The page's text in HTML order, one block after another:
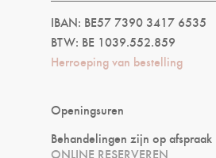
IBAN: BE57 7390 3417 6535
BTW: BE 1039.552.859
Herroeping van bestelling
Openingsuren
Behandelingen zijn op afspraak
ONLINE RESERVEREN